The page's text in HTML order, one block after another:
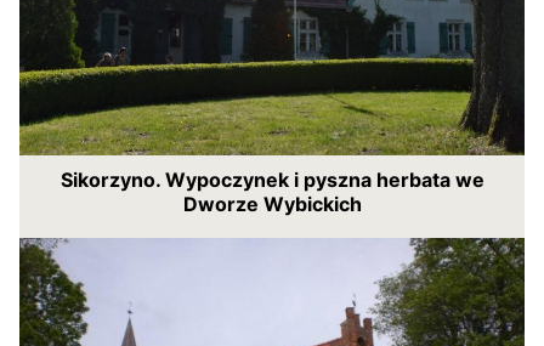
Sikorzyno. Wypoczynek i pyszna herbata we
Dworze Wybickich